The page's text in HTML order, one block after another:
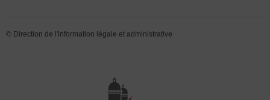
© Direction de l'information légale et administrative